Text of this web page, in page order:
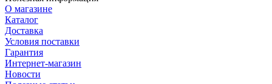
О магазине
Каталог
Доставка
Условия поставки
Гарантия
Интернет-магазин
Новости